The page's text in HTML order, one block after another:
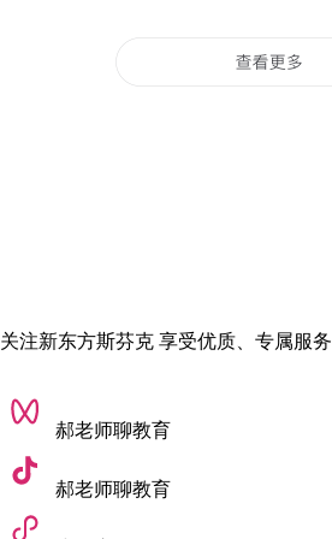
关注新东方斯芬克 享受优质、专属服务
郝老师聊教育
郝老师聊教育